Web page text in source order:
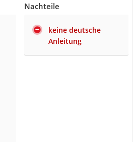
Nachteile
keine deutsche
Anleitung